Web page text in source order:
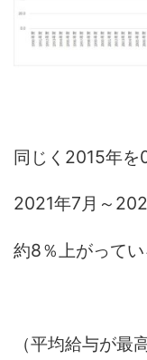
同じく2015年を
2021年7月～
約8％上がってい
（平均給与が最